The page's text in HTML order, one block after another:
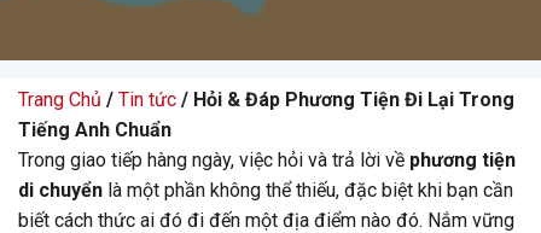
Trang Chủ / Tin tức / Hỏi & Đáp Phương Tiện Đi Lại Trong
Tiếng Anh Chuẩn
Trong giao tiếp hàng ngày, việc hỏi và trả lời về phương tiện
di chuyển là một phần không thể thiếu, đặc biệt khi bạn cần
biết cách thức ai đó đi đến một địa điểm nào đó. Nắm vững